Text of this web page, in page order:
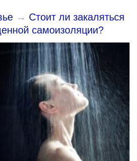
→ Стоит ли закаляться
самоизоляции?